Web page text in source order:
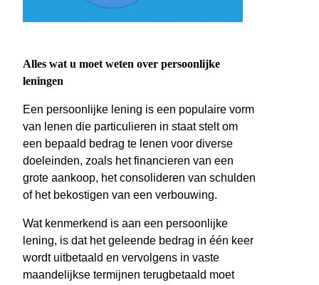
Alles wat u moet weten over persoonlijke
leningen
Een persoonlijke lening is een populaire vorm
van lenen die particulieren in staat stelt om
een bepaald bedrag te lenen voor diverse
doeleinden, zoals het financieren van een
grote aankoop, het consolideren van schulden
of het bekostigen van een verbouwing.
Wat kenmerkend is aan een persoonlijke
lening, is dat het geleende bedrag in één keer
wordt uitbetaald en vervolgens in vaste
maandelijkse termijnen terugbetaald moet